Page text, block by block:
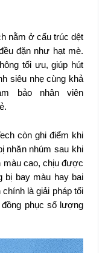
nằm ở cấu trúc dệt
đặn như hạt mè.
tối ưu, giúp hút
siêu nhẹ cùng khả
bảo nhân viên
còn ghi điểm khi
nhăn nhúm sau khi
màu cao, chịu được
bị bay màu hay bai
là giải pháp tối
phục số lượng